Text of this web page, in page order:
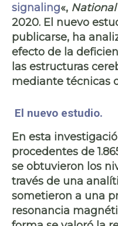
signaling«,
2020. El nuevo
publicarse, ha
efecto de la
las estructuras
mediante técnicas
El nuevo estudio.
En esta
procedentes de
se obtuvieron los
través de una
sometieron a una
resonancia